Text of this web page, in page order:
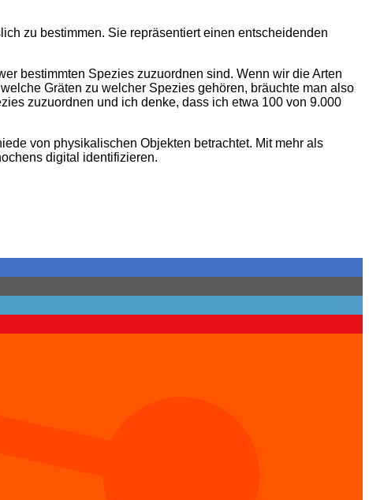
zu bestimmen. Sie repräsentiert einen entscheidenden
bestimmten Spezies zuzuordnen sind. Wenn wir die Arten
Gräten zu welcher Spezies gehören, bräuchte man also
zuzuordnen und ich denke, dass ich etwa 100 von 9.000
von physikalischen Objekten betrachtet. Mit mehr als
digital identifizieren.